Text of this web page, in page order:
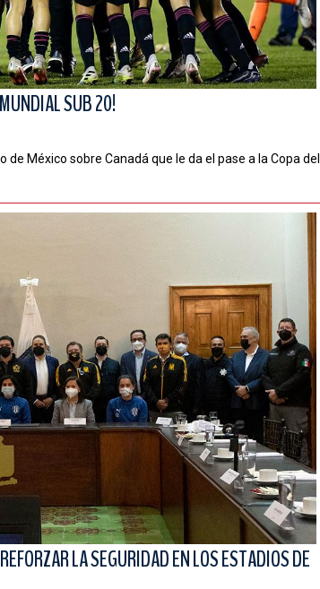
SUB 20!
México sobre Canadá que le da el pase a la Copa del
LA SEGURIDAD EN LOS ESTADIOS DE